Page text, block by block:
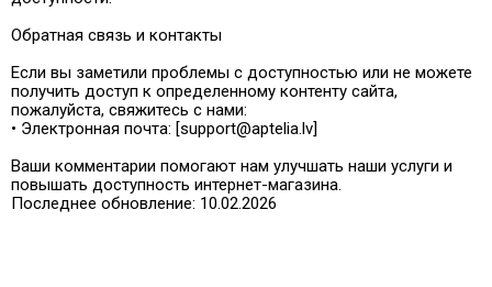
Обратная связь и контакты
Если вы заметили проблемы с доступностью или не можете
получить доступ к определенному контенту сайта,
пожалуйста, свяжитесь с нами:
• Электронная почта: [support@aptelia.lv]
Ваши комментарии помогают нам улучшать наши услуги и
повышать доступность интернет-магазина.
Последнее обновление: 10.02.2026